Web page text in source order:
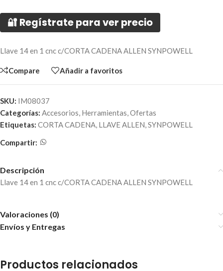
🔐 Regístrate para ver precio
Llave 14 en 1 cnc c/CORTA CADENA ALLEN SYNPOWELL
Compare Añadir a favoritos
SKU: IM08037
Categorías: Accesorios, Herramientas,Ofertas
Etiquetas: CORTA CADENA, LLAVE ALLEN,SYNPOWELL
Compartir:
Descripción
Llave 14 en 1 cnc c/CORTA CADENA ALLEN SYNPOWELL
Valoraciones (0)
Envíos y Entregas
Productos relacionados